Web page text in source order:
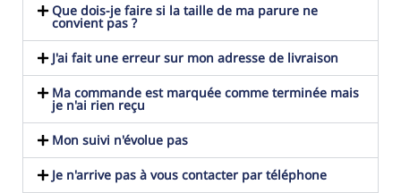
Que dois-je faire si la taille de ma parure ne
convient pas ?
J'ai fait une erreur sur mon adresse de livraison
Ma commande est marquée comme terminée mais
je n'ai rien reçu
Mon suivi n'évolue pas
Je n'arrive pas à vous contacter par téléphone